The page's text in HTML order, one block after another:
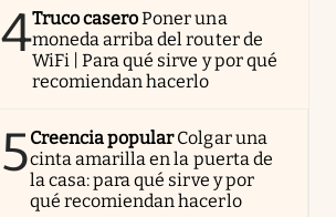
4Truco caseroPoner una
moneda arriba del router de
WiFi | Para qué sirve y por qué
recomiendan hacerlo
5Creencia popularColgar una
cinta amarilla en la puerta de
la casa: para qué sirve y por
qué recomiendan hacerlo